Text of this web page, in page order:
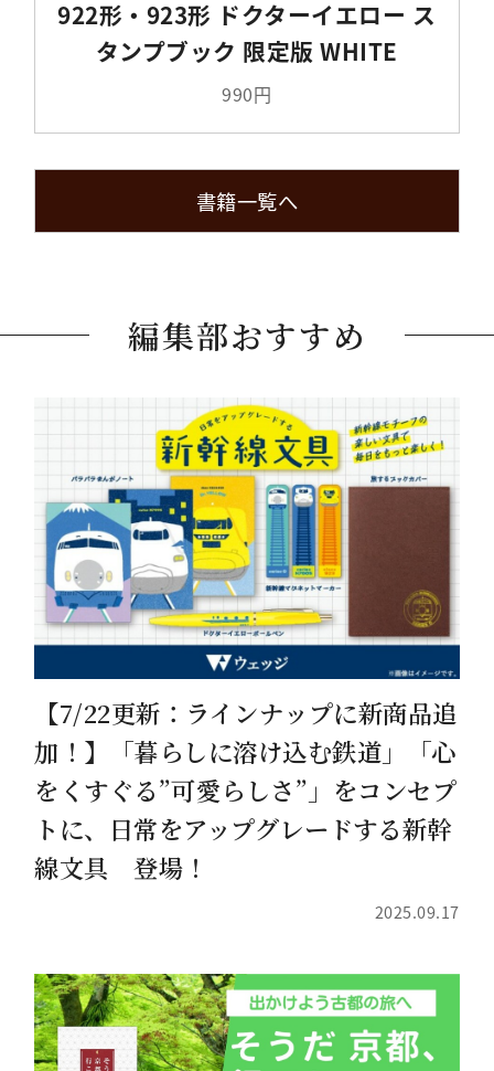
922形・923形 ドクターイエロー ス
タンプブック 限定版 WHITE
990円
書籍一覧へ
編集部おすすめ
【7/22更新：ラインナップに新商品追
加！】「暮らしに溶け込む鉄道」「心
をくすぐる”可愛らしさ”」をコンセプ
トに、日常をアップグレードする新幹
線文具 登場！
2025.09.17